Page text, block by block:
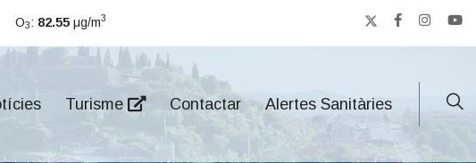
O3: 82.55 μg/m3
Turisme Contactar Alertes Sanitàries